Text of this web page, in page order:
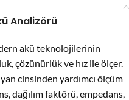
Analizörü
akü teknolojilerinin
çözünürlük ve hız ile ölçer.
cinsinden yardımcı ölçüm
dağılım faktörü, empedans,